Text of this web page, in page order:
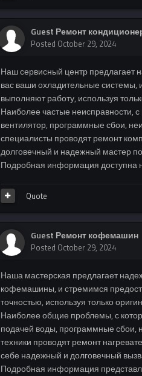
Guest Ремонт
Posted October 29, 2024
Наш сервисный центр предлагает
вас ваши охладительные системы,
выполняют работу, используя
Наиболее частые неисправности,
вентилятор, программные сбои,
специалисты проводят ремонт
долговечный и надежный мастер
Подробная информация доступна
Quote
Guest Ремонт кофемашин
Posted October 29, 2024
Наша мастерская предлагает
кофемашины, и стремимся
точностью, используя только
Наиболее общие проблемы, с
подачей воды, программные сбои,
техники проводят ремонт
себе надежный и долговечный
Подробная информация